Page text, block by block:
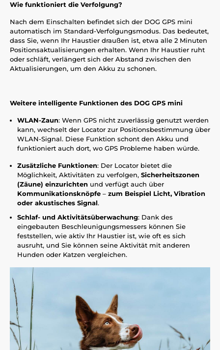
Wie funktioniert die Verfolgung?
Nach dem Einschalten befindet sich der DOG GPS mini
automatisch im Standard-Verfolgungsmodus. Das bedeutet,
dass Sie, wenn Ihr Haustier draußen ist, etwa alle 2 Minuten
Positionsaktualisierungen erhalten. Wenn Ihr Haustier ruht
oder schläft, verlängert sich der Abstand zwischen den
Aktualisierungen, um den Akku zu schonen.
Weitere intelligente Funktionen des DOG GPS mini
WLAN-Zaun: Wenn GPS nicht zuverlässig genutzt werden
kann, wechselt der Locator zur Positionsbestimmung über
WLAN-Signal. Diese Funktion schont den Akku und
funktioniert auch dort, wo GPS Probleme haben würde.
Zusätzliche Funktionen: Der Locator bietet die
Möglichkeit, Aktivitäten zu verfolgen, Sicherheitszonen
(Zäune) einzurichten und verfügt auch über
Kommunikationsknöpfe – zum Beispiel Licht, Vibration
oder akustisches Signal.
Schlaf- und Aktivitätsüberwachung: Dank des
eingebauten Beschleunigungsmessers können Sie
feststellen, wie aktiv Ihr Haustier ist, wie oft es sich
ausruht, und Sie können seine Aktivität mit anderen
Hunden oder Katzen vergleichen.